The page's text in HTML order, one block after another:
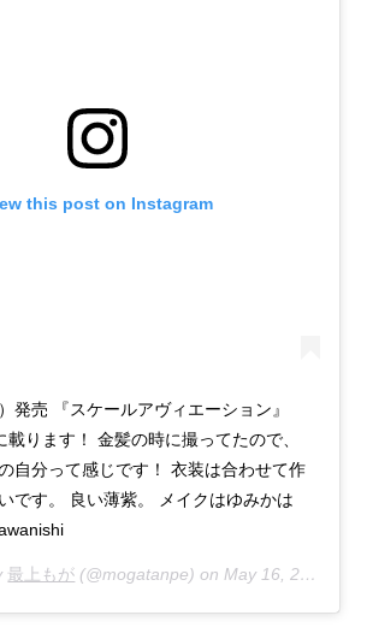
this post on Instagram
発売 『スケールアヴィエーション』
載ります！ 金髪の時に撮ってたので、
自分って感じです！ 衣装は合わせて作
です。 良い薄紫。 メイクはゆみかは
最上もが (@mogatanpe) on May 16, 2020 at 2:41am PDT